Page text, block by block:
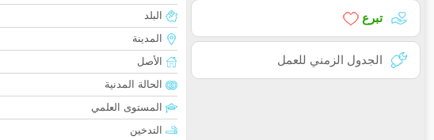
تبرع
الجدول الزمني للعمل
البلد
المدينة
الأصل
الحالة المدنية
المستوى العلمي
التدخين